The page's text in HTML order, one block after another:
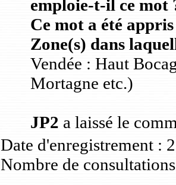
emploie-t-il ce mot
Ce mot a été
Zone(s) dans
Vendée : Haut
Mortagne etc.)
JP2 a laissé le
Date d'enregistrement :
Nombre de